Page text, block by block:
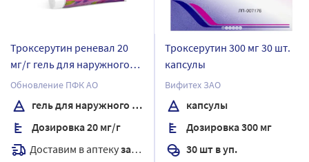
Троксерутин реневал 20
мг/г гель для наружного
применения 100 гр
Обновление ПФК АО
гель для наружного применения
Дозировка 20 мг/г
Доставим в аптекузавтра
Троксерутин 300 мг 30 шт.
капсулы
Вифитех ЗАО
капсулы
Дозировка 300 мг
30 шт в уп.